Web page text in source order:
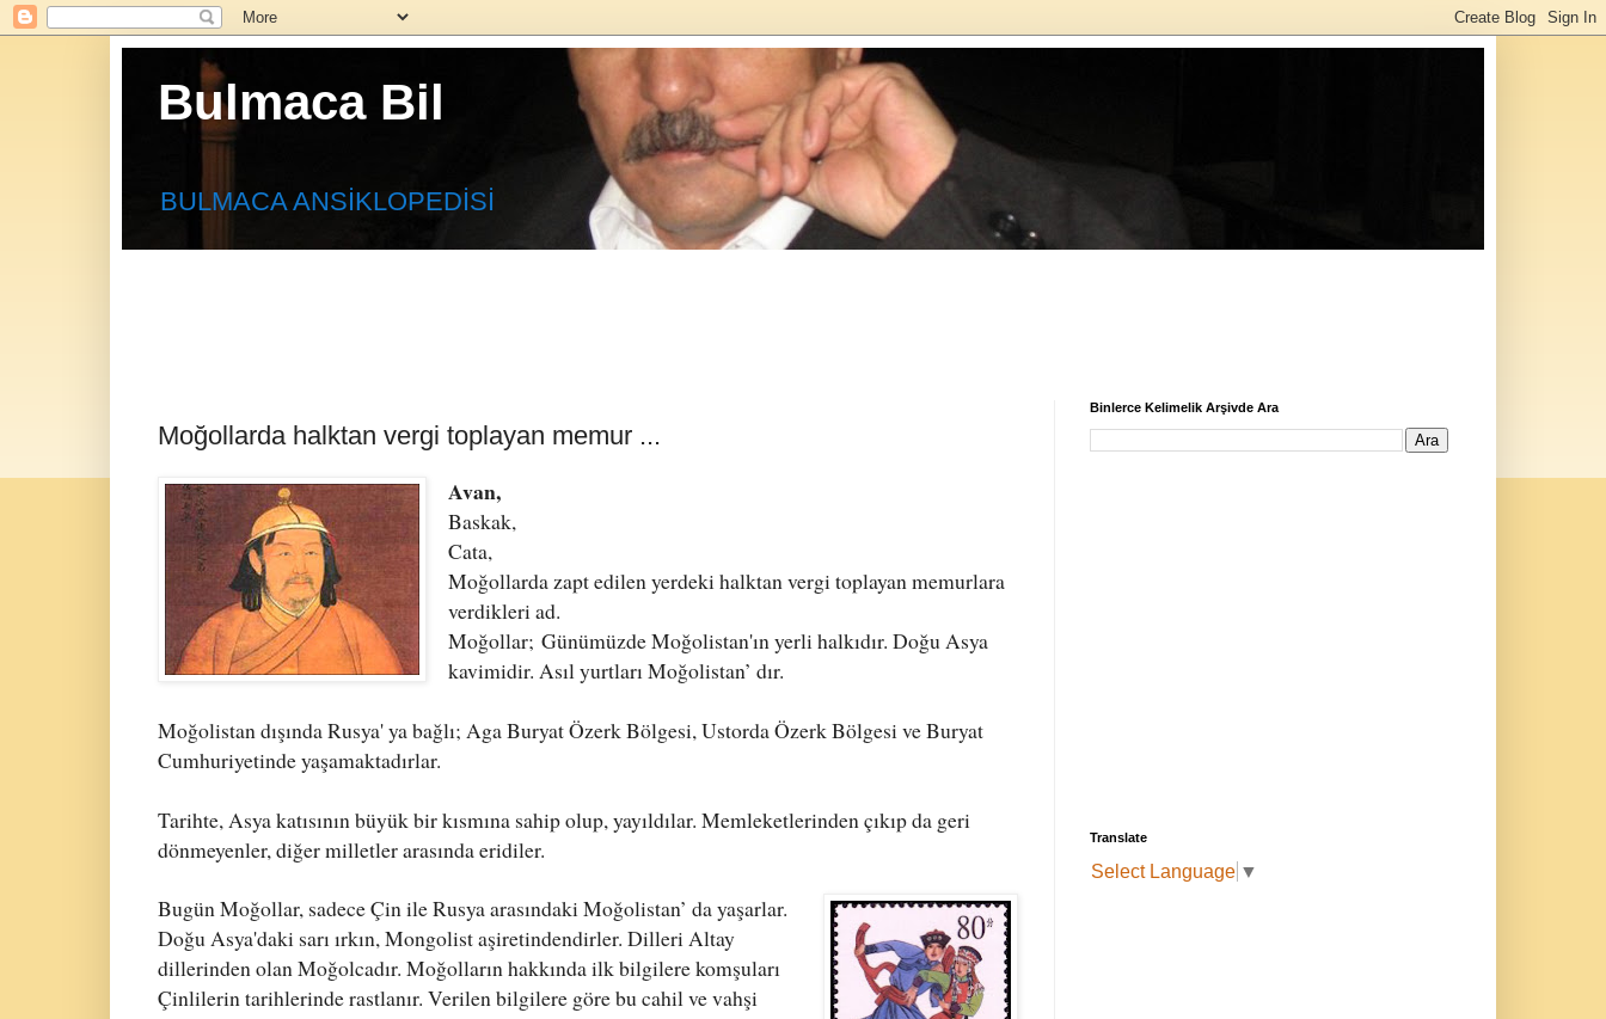
Bulmaca Bil
BULMACA ANSİKLOPEDİSİ
Moğollarda halktan vergi toplayan memur ...
Avan,
Baskak,
Cata,
Moğollarda zapt edilen yerdeki halktan vergi toplayan memurlara
verdikleri ad.
Moğollar; Günümüzde Moğolistan'ın yerli halkıdır. Doğu Asya
kavimidir. Asıl yurtları Moğolistan’ dır.
Moğolistan dışında Rusya' ya bağlı; Aga Buryat Özerk Bölgesi, Ustorda Özerk Bölgesi ve Buryat
Cumhuriyetinde yaşamaktadırlar.
Tarihte, Asya katısının büyük bir kısmına sahip olup, yayıldılar. Memleketlerinden çıkıp da geri
dönmeyenler, diğer milletler arasında eridiler.
Bugün Moğollar, sadece Çin ile Rusya arasındaki Moğolistan’ da yaşarlar.
Doğu Asya'daki sarı ırkın, Mongolist aşiretindendirler. Dilleri Altay
dillerinden olan Moğolcadır. Moğolların hakkında ilk bilgilere komşuları
Çinlilerin tarihlerinde rastlanır. Verilen bilgilere göre bu cahil ve vahşi
Binlerce Kelimelik Arşivde Ara
Translate
Select Language ▼